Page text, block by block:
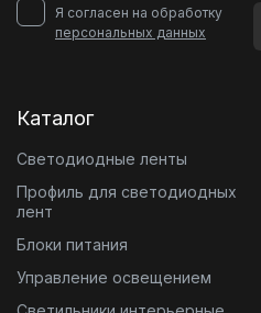
Я согласен на обработку
персональных данных
Каталог
Светодиодные ленты
Профиль для светодиодных
лент
Блоки питания
Управление освещением